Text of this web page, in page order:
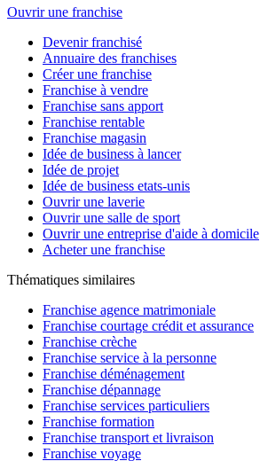
Ouvrir une franchise
Devenir franchisé
Annuaire des franchises
Créer une franchise
Franchise à vendre
Franchise sans apport
Franchise rentable
Franchise magasin
Idée de business à lancer
Idée de projet
Idée de business etats-unis
Ouvrir une laverie
Ouvrir une salle de sport
Ouvrir une entreprise d'aide à domicile
Acheter une franchise
Thématiques similaires
Franchise agence matrimoniale
Franchise courtage crédit et assurance
Franchise crèche
Franchise service à la personne
Franchise déménagement
Franchise dépannage
Franchise services particuliers
Franchise formation
Franchise transport et livraison
Franchise voyage